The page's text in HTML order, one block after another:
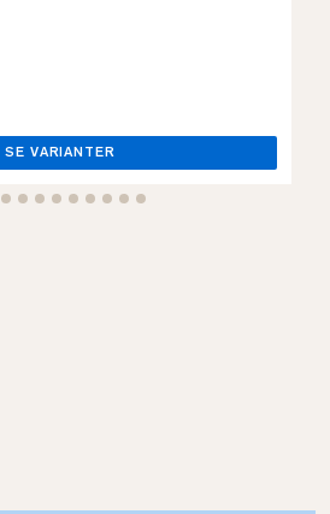
SE VARIANTER